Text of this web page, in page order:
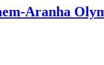
Aranha